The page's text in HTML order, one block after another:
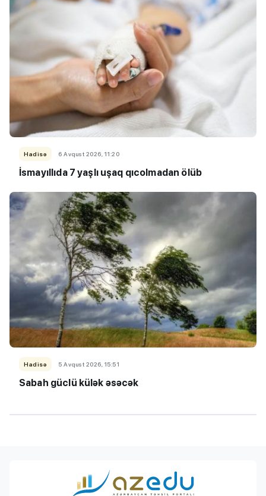
Hadisə 6 Avqust 2026, 11:20
İsmayıllıda 7 yaşlı uşaq qıcolmadan ölüb
Hadisə 5 Avqust 2026, 15:51
Sabah güclü külək əsəcək